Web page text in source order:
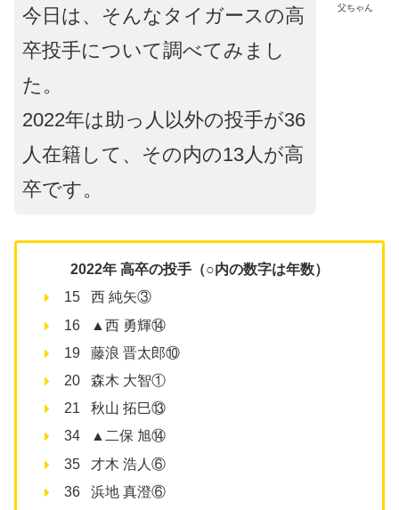
父ちゃん
今日は、そんなタイガースの高
卒投手について調べてみまし
た。
2022年は助っ人以外の投手が36
人在籍して、その内の13人が高
卒です。
2022年 高卒の投手（○内の数字は年数）
15 西 純矢③
16 ▲西 勇輝⑭
19 藤浪 晋太郎⑩
20 森木 大智①
21 秋山 拓巳⑬
34 ▲二保 旭⑭
35 才木 浩人⑥
36 浜地 真澄⑥